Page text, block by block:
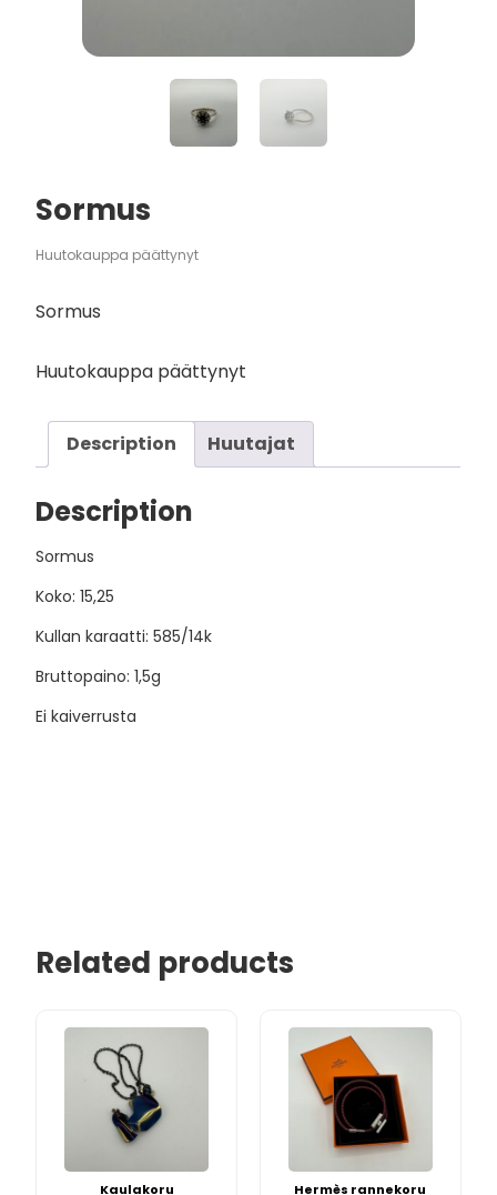
Sormus
Huutokauppa päättynyt
Sormus
Huutokauppa päättynyt
Description Huutajat
Description
Sormus
Koko: 15,25
Kullan karaatti: 585/14k
Bruttopaino: 1,5g
Ei kaiverrusta
Related products
Kaulakoru
Hermès rannekoru